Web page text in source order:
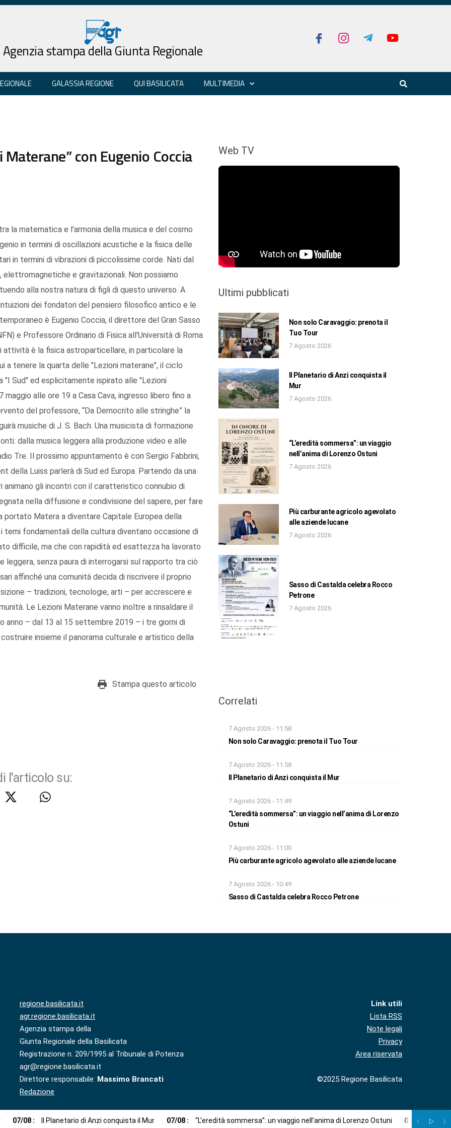
Agenzia stampa della Giunta Regionale
GALASSIA REGIONE QUI BASILICATA MULTIMEDIA
con Eugenio Coccia
la matematica e l'armonia della musica e del cosmo
in termini di oscillazioni acustiche e la fisica delle
in termini di vibrazioni di piccolissime corde. Nati dal
e gravitazionali. Non possiamo
alla nostra natura di figli di questo universo. A
dei fondatori del pensiero filosofico antico e le
è Eugenio Coccia, il direttore del Gran Sasso
e Professore Ordinario di Fisica all'Università di Roma
attività è la fisica astroparticellare, in particolare la
a tenere la quarta delle "Lezioni materane", il ciclo
Sud" ed esplicitamente ispirato alle "Lezioni
alle ore 19 a Casa Cava, ingresso libero fino a
del professore, “Da Democrito alle stringhe” la
musiche di J. S. Bach. Una musicista di formazione
dalla musica leggera alla produzione video e alle
Tre. Il prossimo appuntamento è con Sergio Fabbrini,
della Luiss parlerà di Sud ed Europa. Partendo da una
gli incontri con il caratteristico connubio di
nella diffusione e condivisione del sapere, per fare
Matera a diventare Capitale Europea della
temi fondamentali della cultura diventano occasione di
difficile, ma che con rapidità ed esattezza ha lavorato
senza paura di interrogarsi sul rapporto tra ciò
affinché una comunità decida di riscrivere il proprio
– tradizioni, tecnologie, arti – per accrescere e
Le Lezioni Materane vanno inoltre a rinsaldare il
anno – dal 13 al 15 settembre 2019 – i tre giorni di
insieme il panorama culturale e artistico della
Stampa questo articolo
l'articolo su:
Web TV
Ultimi pubblicati
Non solo Caravaggio: prenota il
Tuo Tour
7 Agosto 2026
Il Planetario di Anzi conquista il
Mur
7 Agosto 2026
“L’eredità sommersa”: un viaggio
nell’anima di Lorenzo Ostuni
7 Agosto 2026
Più carburante agricolo agevolato
alle aziende lucane
7 Agosto 2026
Sasso di Castalda celebra Rocco
Petrone
7 Agosto 2026
Correlati
7 Agosto 2026 - 11:58
Non solo Caravaggio: prenota il Tuo Tour
7 Agosto 2026 - 11:58
Il Planetario di Anzi conquista il Mur
7 Agosto 2026 - 11:49
“L’eredità sommersa”: un viaggio nell’anima di Lorenzo
Ostuni
7 Agosto 2026 - 11:00
Più carburante agricolo agevolato alle aziende lucane
7 Agosto 2026 - 10:49
Sasso di Castalda celebra Rocco Petrone
regione.basilicata.it
agr.regione.basilicata.it
Agenzia stampa della
Giunta Regionale della Basilicata
Registrazione n. 209/1995 al Tribunale di Potenza
agr@regione.basilicata.it
Direttore responsabile: Massimo Brancati
Redazione
Link utili
Lista RSS
Note legali
Privacy
Area riservata
©2025 Regione Basilicata
07/08 : Il Planetario di Anzi conquista il Mur 07/08 : “L’eredità sommersa”: un viaggio nell’anima di Lorenzo Ostuni 07 08 Più